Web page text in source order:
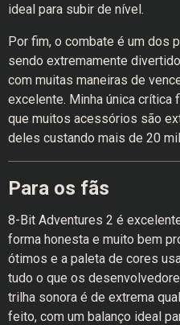
ideal para subir de nível.
Por fim, o combate é um dos
sendo extremamente
com muitas maneiras de
excelente. Minha única crítica
que muitos acessórios são
deles custando mais de 20
Para os fãs
8-Bit Adventures 2 é
forma honesta e muito bem
ótimos e a paleta de cores
tudo o que os
trilha sonora é de extrema
feito, com um balanço ideal